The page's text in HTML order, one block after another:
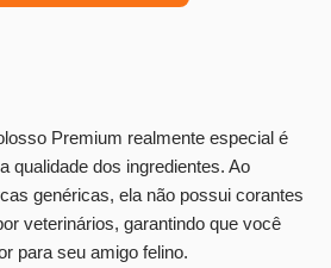
Premium realmente especial é
qualidade dos ingredientes. Ao
genéricas, ela não possui corantes
veterinários, garantindo que você
para seu amigo felino.